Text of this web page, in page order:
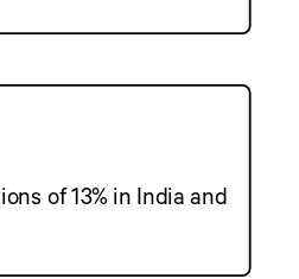
of 13% in India and